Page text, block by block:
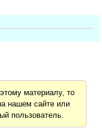
материалу, то
нашем сайте или
пользователь.